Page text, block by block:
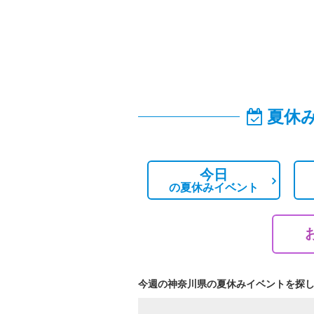
夏休
今日
の夏休みイベント
今週の神奈川県の夏休みイベントを探